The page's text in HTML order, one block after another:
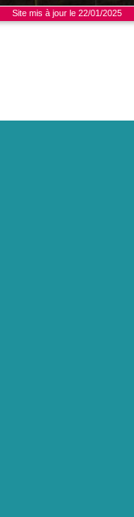
Site mis à jour le 22/01/2025